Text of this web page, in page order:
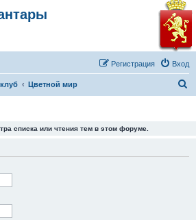
Вход
Регистрация
Цветной мир
списка или чтения тем в этом форуме.